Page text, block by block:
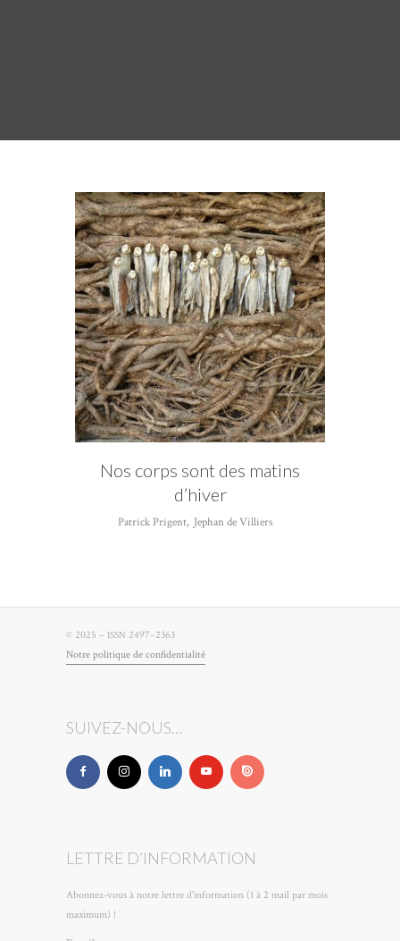
CATÉGORIE
Patrick Prigent
Nos corps sont des matins
d’hiver
Patrick Prigent, Jephan de Villiers
© 2025 – ISSN 2497–2363
Notre poli­tique de confidentialité
SUIVEZ-NOUS…
LETTRE D’INFORMATION
Abonnez-vous à notre lettre d'information (1 à 2 mail par mois
maximum) !